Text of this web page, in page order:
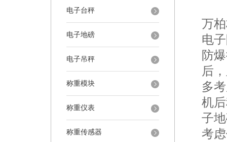
电子台秤
电子地磅
电子吊秤
称重模块
称重仪表
称重传感器
万
电
防
后
多
机
子
考